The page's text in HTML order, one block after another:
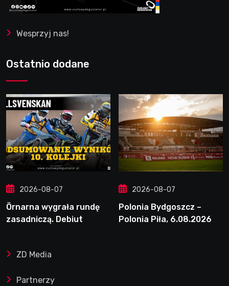
Wesprzyj nas!
Ostatnio dodane
2026-08-07
Örnarna wygrała rundę
zasadniczą. Debiut
2026-08-07
Polonia Bydgoszcz –
Polonia Piła, 6.08.2026
ZD Media
Partnerzy